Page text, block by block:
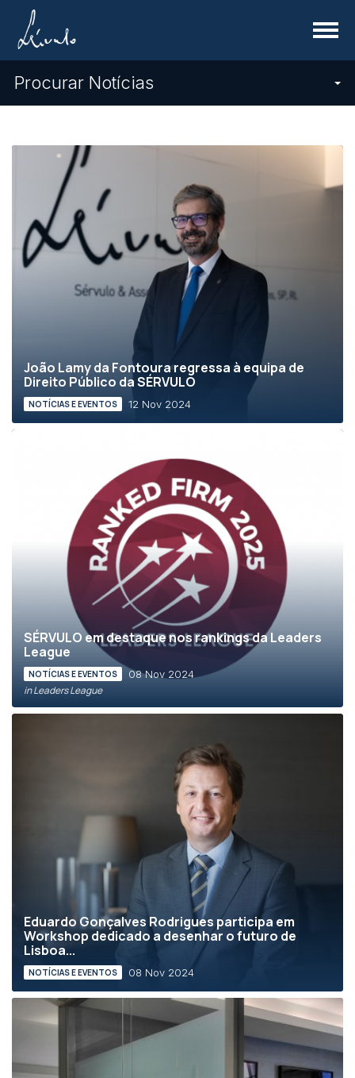
Menu
Procurar Notícias
João Lamy da Fontoura regressa à equipa de
Direito Público da SÉRVULO
NOTÍCIAS E EVENTOS 12 Nov 2024
SÉRVULO em destaque nos rankings da Leaders
League
NOTÍCIAS E EVENTOS 08 Nov 2024
in Leaders League
Eduardo Gonçalves Rodrigues participa em
Workshop dedicado a desenhar o futuro de
Lisboa...
NOTÍCIAS E EVENTOS 08 Nov 2024